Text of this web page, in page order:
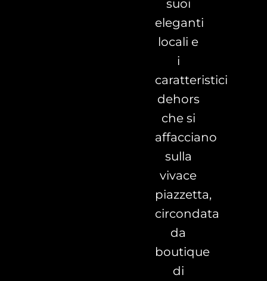
suoi
eleganti
locali e
i
caratteristici
dehors
che si
affacciano
sulla
vivace
piazzetta,
circondata
da
boutique
di